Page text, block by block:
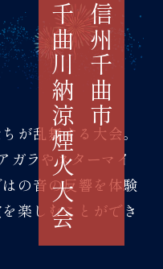
信州千曲市
千曲川納涼煙火大会
が乱舞する大会。
ガラやスターマイ
の音の反響を体験
楽しむことができ